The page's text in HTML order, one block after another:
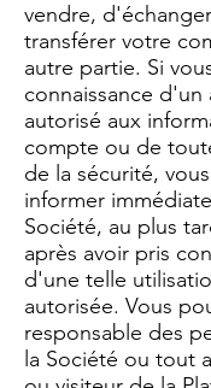
vendre,
transférer votre
autre partie. Si
connaissance d'un
autorisé aux
compte ou de
de la sécurité,
informer
Société, au plus
après avoir pris
d'une telle
autorisée. Vous
responsable des
la Société ou tout